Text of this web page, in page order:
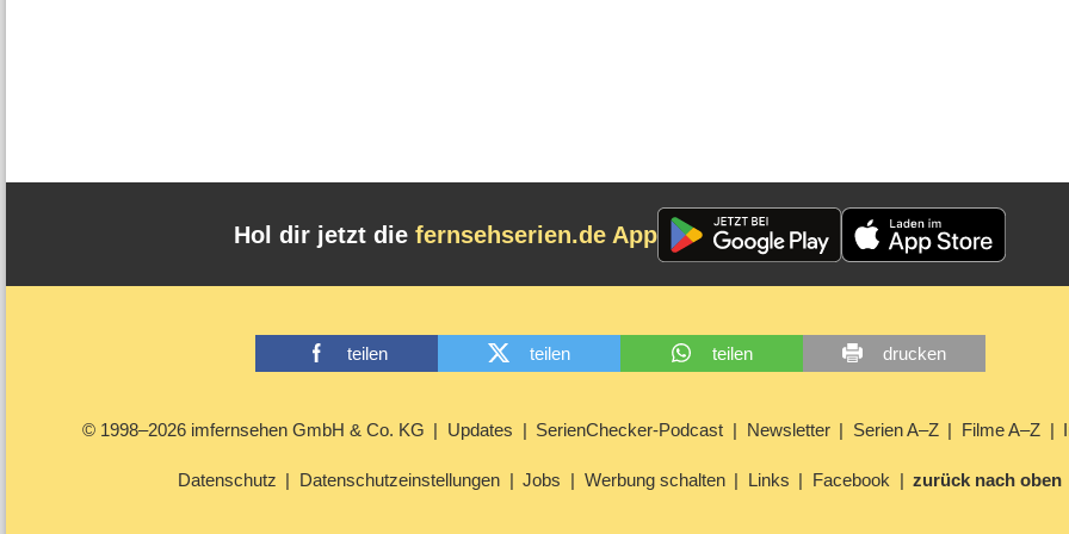
Hol dir jetzt die fernsehserien.de App
teilen teilen teilen drucken
© 1998–2026 imfernsehen GmbH & Co. KG Updates SerienChecker-Podcast Newsletter Serien A–Z Filme A–Z
Datenschutz Datenschutzeinstellungen Jobs Werbung schalten Links Facebook zurück nach oben